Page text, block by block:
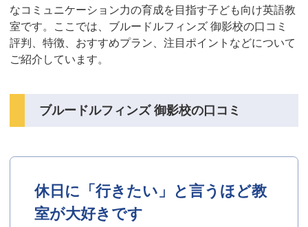
なコミュニケーション力の育成を目指す子ども向け英語教
室です。ここでは、ブルードルフィンズ 御影校の口コミ
評判、特徴、おすすめプラン、注目ポイントなどについて
ご紹介しています。
ブルードルフィンズ 御影校の口コミ
休日に「行きたい」と言うほど教
室が大好きです